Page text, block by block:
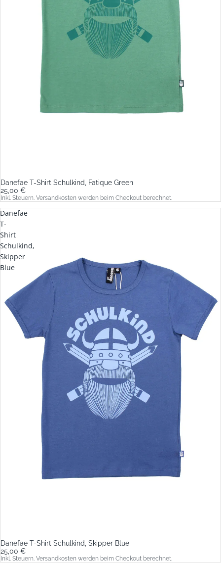
Danefae T-Shirt Schulkind, Fatique Green
25,00 €
Inkl. Steuern. Versandkosten werden beim Checkout berechnet.
Danefae
T-
Shirt
Schulkind,
Skipper
Blue
Danefae T-Shirt Schulkind, Skipper Blue
25,00 €
Inkl. Steuern. Versandkosten werden beim Checkout berechnet.